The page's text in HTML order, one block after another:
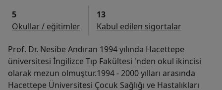
5
Okullar / eğitimler
13
Kabul edilen sigortalar
Prof. Dr. Nesibe Andıran 1994 yılında Hacettepe
üniversitesi İngilizce Tıp Fakültesi 'nden okul ikincisi
olarak mezun olmuştur.1994 - 2000 yılları arasında
Hacettepe Üniversitesi Çocuk Sağlığı ve Hastalıkları